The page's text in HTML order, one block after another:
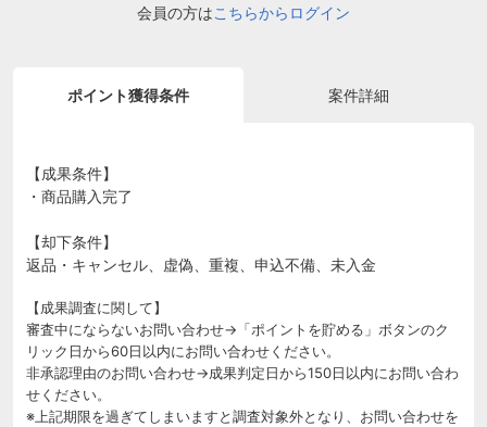
会員の方はこちらからログイン
ポイント獲得条件 案件詳細
【成果条件】
・商品購入完了
【却下条件】
返品・キャンセル、虚偽、重複、申込不備、未入金
【成果調査に関して】
審査中にならないお問い合わせ→「ポイントを貯める」ボタンのク
リック日から60日以内にお問い合わせください。
非承認理由のお問い合わせ→成果判定日から150日以内にお問い合わ
せください。
※上記期限を過ぎてしまいますと調査対象外となり、お問い合わせを